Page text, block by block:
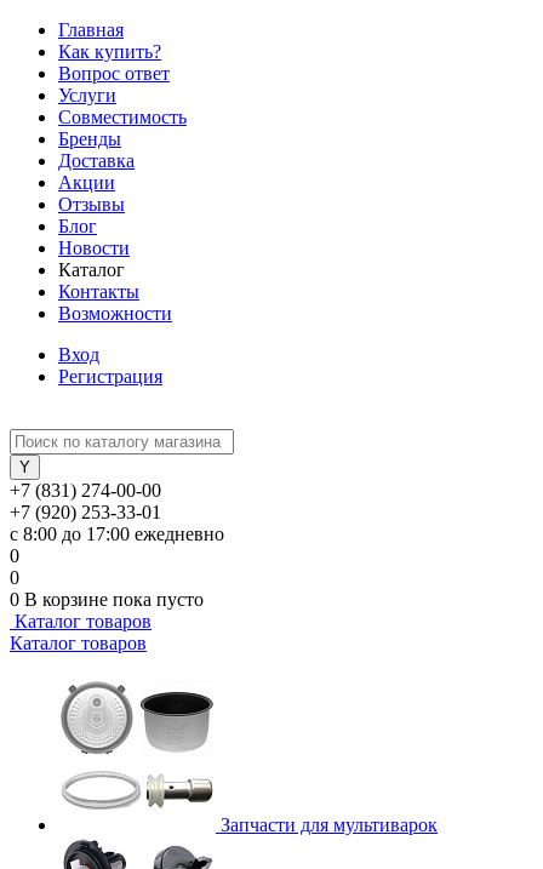
Главная
Как купить?
Вопрос ответ
Услуги
Совместимость
Бренды
Доставка
Акции
Отзывы
Блог
Новости
Каталог
Контакты
Возможности
Вход
Регистрация
+7 (831) 274-00-00
+7 (920) 253-33-01
с 8:00 до 17:00 ежедневно
0
0
0 В корзине пока пусто
Каталог товаров
Каталог товаров
Запчасти для мультиварок